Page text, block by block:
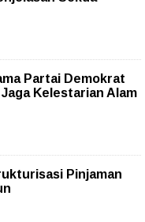
Partai Demokrat
Kelestarian Alam
Pinjaman